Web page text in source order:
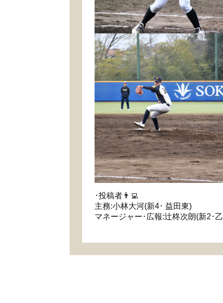
･投稿者👨‍💻
主務:小林大河(新4･ 益田東)
マネージャー･広報:辻柊次朗(新2･